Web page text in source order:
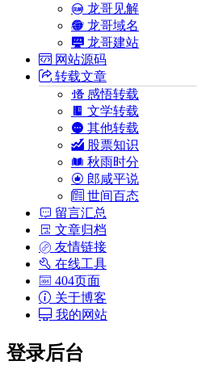
龙哥见解
龙哥域名
龙哥建站
网站源码
转载文章
感悟转载
文学转载
其他转载
股票知识
秋雨时分
郎咸平说
世间百态
留言汇总
文章归档
友情链接
在线工具
404页面
关于博客
我的网站
登录后台